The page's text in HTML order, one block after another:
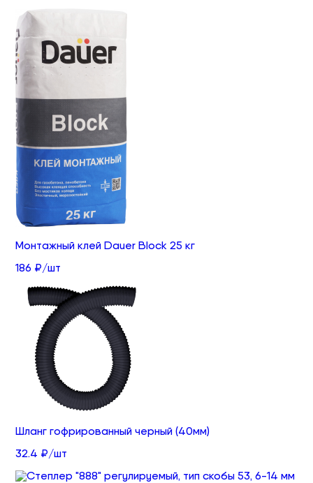
Монтажный клей Dauer Block 25 кг
186 ₽/шт
Шланг гофрированный черный (40мм)
32.4 ₽/шт